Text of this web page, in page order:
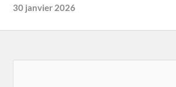
30 janvier 2026